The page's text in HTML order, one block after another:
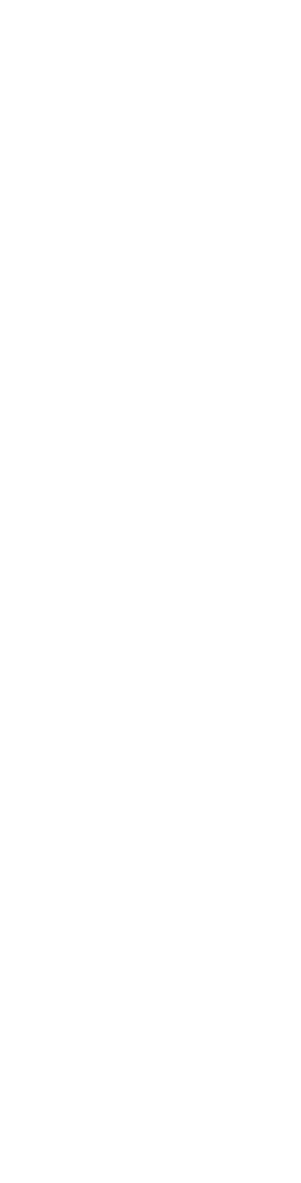
","seven hundred ","eight hundred
",""),
hundred ","six hundred ","seven
million
","seven hundred ","eight hundred
thousand
","seven hundred ","eight hundred
dollars","
Cents","")&CONCATENATE(
six","-seven","-eight","-